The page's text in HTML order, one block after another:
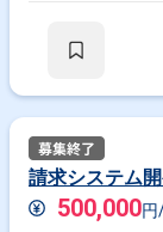
請求システム
500,000円